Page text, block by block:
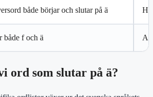
både börjar och slutar på ä
både f och ä
ord som slutar på ä?